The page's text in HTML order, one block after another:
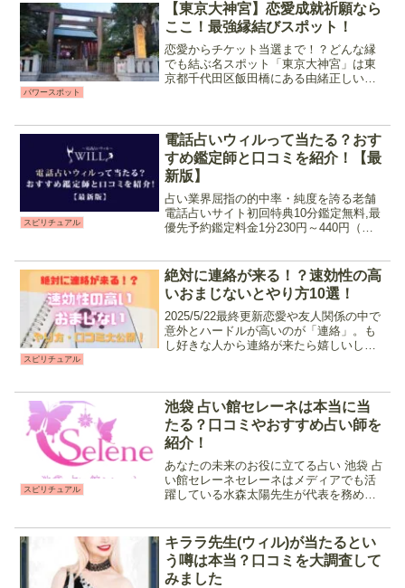
パワースポット
【東京大神宮】恋愛成就祈願なら
ここ！最強縁結びスポット！
恋愛からチケット当選まで！？どんな縁
でも結ぶ名スポット「東京大神宮」は東
京都千代田区飯田橋にある由緒正しい神
様々な縁を結んできました。...
スピリチュアル
電話占いウィルって当たる？おす
すめ鑑定師と口コミを紹介！【最
新版】
占い業界屈指の的中率・純度を誇る老舗
電話占いサイト初回特典10分鑑定無料,最
優先予約鑑定料金1分230円～440円（税
時間 数多くある電話占いサイトの中でも
的中...
スピリチュアル
絶対に連絡が来る！？速効性の高
いおまじないとやり方10選！
2025/5/22最終更新恋愛や友人関係の中で
意外とハードルが高いのが「連絡」。も
し好きな人から連絡が来たら嬉しいし、
欲しい速効性の...
スピリチュアル
池袋 占い館セレーネは本当に当
たる？口コミやおすすめ占い師を
紹介！
あなたの未来のお役に立てる占い 池袋 占
い館セレーネセレーネはメディアでも活
躍している水森太陽先生が代表を務める
に高いもの。お値段もリーズナブルなの
で、占いを体験したこ...
キララ先生(ウィル)が当たるとい
う噂は本当？口コミを大調査して
みました